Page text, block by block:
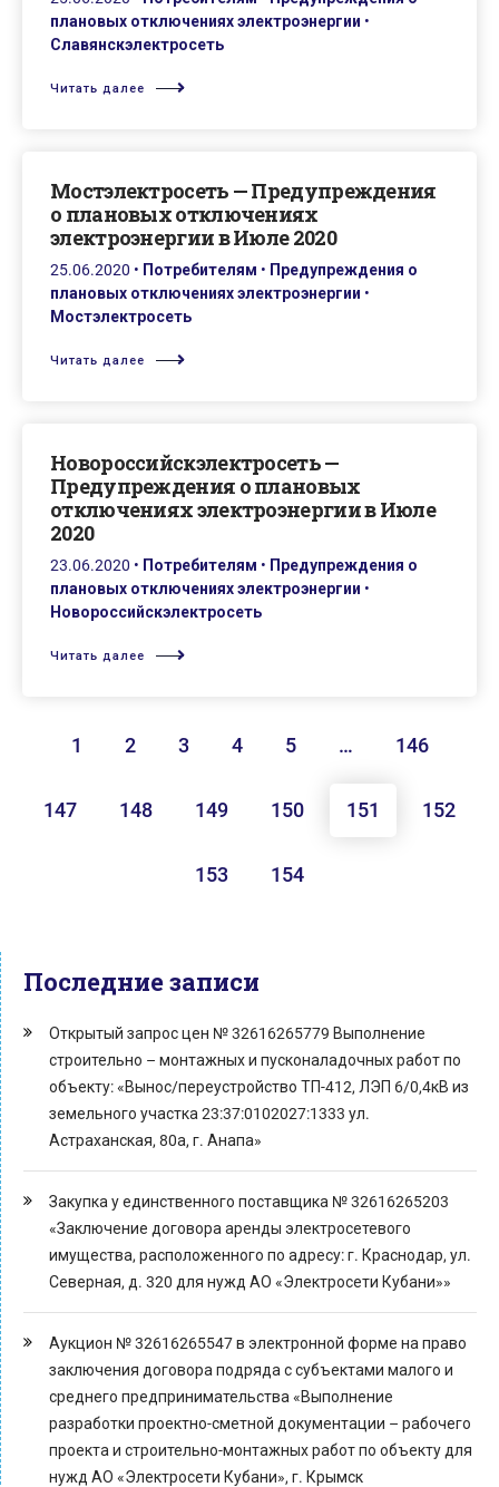
плановых отключениях электроэнергии •
Славянскэлектросеть
Читать далее
Мостэлектросеть — Предупреждения
о плановых отключениях
электроэнергии в Июле 2020
25.06.2020 • Потребителям • Предупреждения о
плановых отключениях электроэнергии •
Мостэлектросеть
Читать далее
Новороссийскэлектросеть —
Предупреждения о плановых
отключениях электроэнергии в Июле
2020
23.06.2020 • Потребителям • Предупреждения о
плановых отключениях электроэнергии •
Новороссийскэлектросеть
Читать далее
1 2 3 4 5 … 146
147 148 149 150 151 152
153 154
Последние записи
Открытый запрос цен № 32616265779 Выполнение
строительно – монтажных и пусконаладочных работ по
объекту: «Вынос/переустройство ТП-412, ЛЭП 6/0,4кВ из
земельного участка 23:37:0102027:1333 ул.
Астраханская, 80а, г. Анапа»
Закупка у единственного поставщика № 32616265203
«Заключение договора аренды электросетевого
имущества, расположенного по адресу: г. Краснодар, ул.
Северная, д. 320 для нужд АО «Электросети Кубани»»
Аукцион № 32616265547 в электронной форме на право
заключения договора подряда с субъектами малого и
среднего предпринимательства «Выполнение
разработки проектно-сметной документации – рабочего
проекта и строительно-монтажных работ по объекту для
нужд АО «Электросети Кубани», г. Крымск